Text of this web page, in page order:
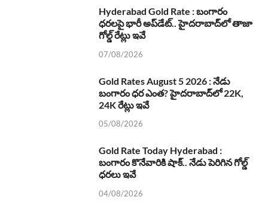
Hyderabad Gold Rate : బంగారం
ధరలపై భారీ అప్‌డేట్.. హైదరాబాద్‌లో తాజా
గోల్డ్ రేట్లు ఇవే
07/08/2026
Gold Rates August 5 2026 : నేడు
బంగారం ధర ఎంత? హైదరాబాద్‌లో 22K,
24K రేట్లు ఇవే
05/08/2026
Gold Rate Today Hyderabad :
బంగారం కొనేవారికి షాక్.. నేడు పెరిగిన గోల్డ్
ధరలు ఇవే
04/08/2026